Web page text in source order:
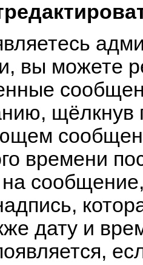
вы можете
щёлкнув
времени
дату и